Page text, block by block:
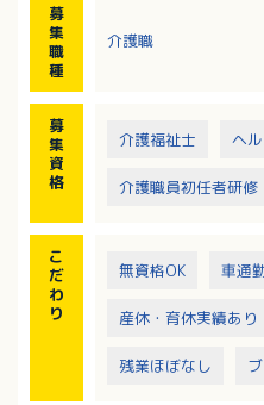
募
集
職
種
介護職
募
集
資
格
介護福祉士 ヘ
介護職員初任者研修
こ
だ
わ
り
無資格OK 車通
産休・育休実績あり
残業ほぼなし